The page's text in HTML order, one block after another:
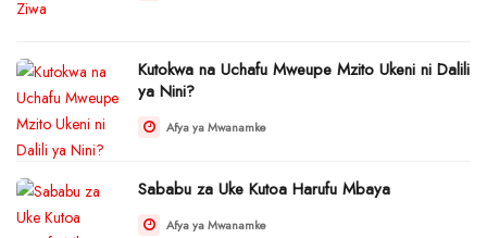
Kutokwa na Uchafu Mweupe Mzito Ukeni ni Dalili
ya Nini?
Afya ya Mwanamke
Sababu za Uke Kutoa Harufu Mbaya
Afya ya Mwanamke